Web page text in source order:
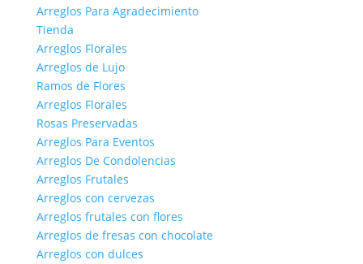
Arreglos Para Agradecimiento
Tienda
Arreglos Florales
Arreglos de Lujo
Ramos de Flores
Arreglos Florales
Rosas Preservadas
Arreglos Para Eventos
Arreglos De Condolencias
Arreglos Frutales
Arreglos con cervezas
Arreglos frutales con flores
Arreglos de fresas con chocolate
Arreglos con dulces